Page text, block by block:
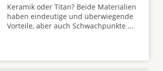
Keramik oder Titan? Beide Materialien
haben eindeutige und überwiegende
Vorteile, aber auch Schwachpunkte ...